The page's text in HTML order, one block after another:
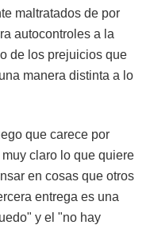
maltratados de por
autocontroles a la
de los prejuicios que
manera distinta a lo
que carece por
claro lo que quiere
en cosas que otros
entrega es una
y el "no hay